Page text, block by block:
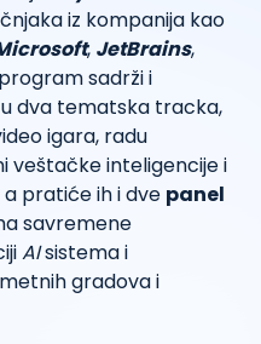
iz kompanija kao
, JetBrains,
sadrži i
dva tematska tracka,
igara, radu
veštačke inteligencije i
pratiće ih i dve panel
savremene
AIsistema i
gradova i